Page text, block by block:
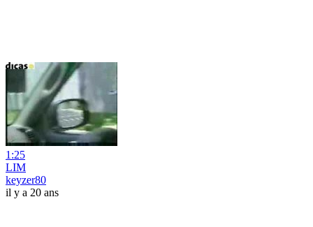
1:25
LIM
keyzer80
il y a 20 ans